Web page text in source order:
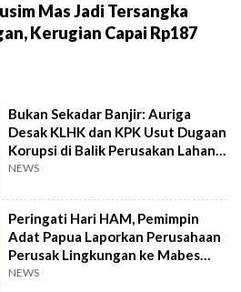
Mas Jadi Tersangka
Kerugian Capai Rp187
Bukan Sekadar Banjir: Auriga
Desak KLHK dan KPK Usut Dugaan
Korupsi di Balik Perusakan Lahan
PT TPL
NEWS
Peringati Hari HAM, Pemimpin
Adat Papua Laporkan Perusahaan
Perusak Lingkungan ke Mabes
Polri
NEWS